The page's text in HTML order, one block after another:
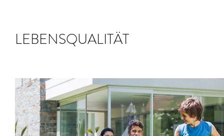
LEBENSQUALITÄT